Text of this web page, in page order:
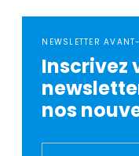
NEWSLETTER
Inscrivez
nos